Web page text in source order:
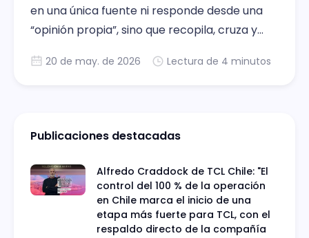
en una única fuente ni responde desde una
“opinión propia”, sino que recopila, cruza y
medios digitalres para elaborar una
20 de may. de 2026 Lectura de 4 minutos
Publicaciones destacadas
Alfredo Craddock de TCL Chile: "El
control del 100 % de la operación
en Chile marca el inicio de una
etapa más fuerte para TCL, con el
respaldo directo de la compañía